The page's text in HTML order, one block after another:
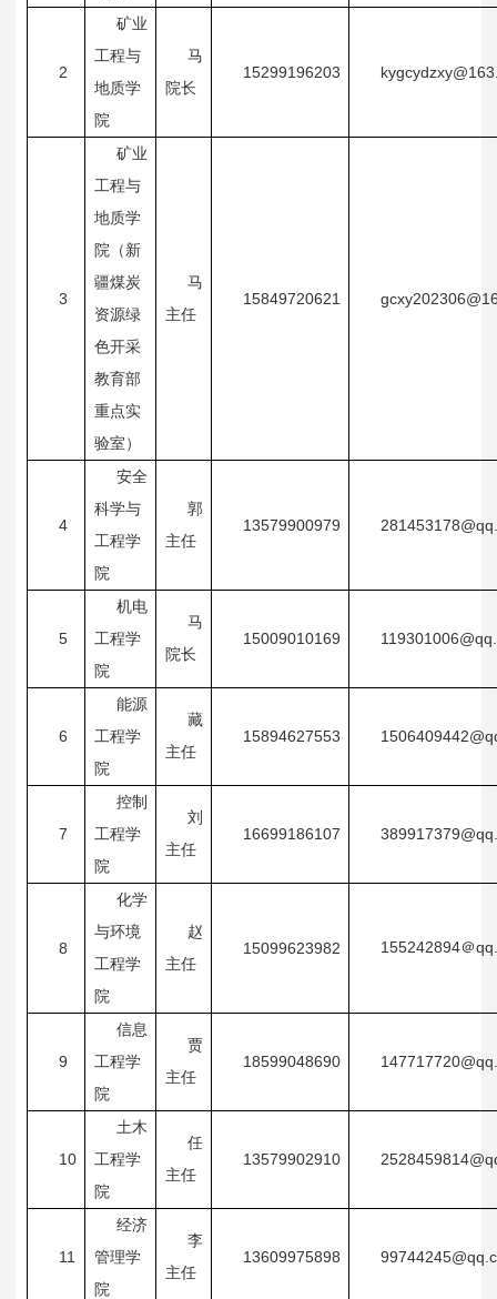
2
矿业
工程与
地质学
院
马
院长
15299196203
3
矿业
工程与
地质学
院（新
疆煤炭
资源绿
色开采
教育部
重点实
验室）
马
主任
15849720621
4
安全
科学与
工程学
院
郭
主任
13579900979
5
机电
工程学
院
马
院长
15009010169
6
能源
工程学
院
藏
主任
15894627553
7
控制
工程学
院
刘
主任
16699186107
8
化学
与环境
工程学
院
赵
主任
15099623982 155242894＠
9
信息
工程学
院
贾
主任
18599048690
10
土木
工程学
院
任
主任
13579902910
11
经济
管理学
院
李
主任
13609975898